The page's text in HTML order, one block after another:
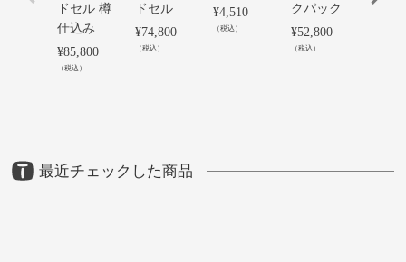
ドセル 樽
仕込み
¥85,800
（税込）
ドセル
¥74,800
（税込）
¥4,510
（税込）
クパック
¥52,800
（税込）
折リ
最近チェックした商品